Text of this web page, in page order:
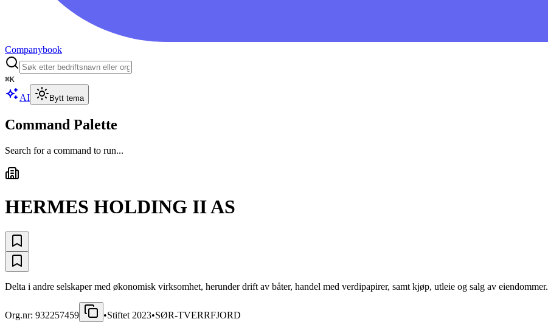
Companybook
⌘K
AI Bytt tema
Command Palette
Search for a command to run...
HERMES HOLDING II AS
Delta i andre selskaper med økonomisk virksomhet, herunder drift av båter, handel med verdipapirer, samt kjøp, utleie og salg av eiendommer.
Org.nr: 932257459 •Stiftet 2023•SØR-TVERRFJORD